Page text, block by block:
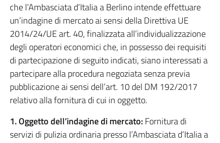
che l’Ambasciata d’Italia a Berlino intende effettuare
un’indagine di mercato ai sensi della Direttiva UE
2014/24/UE art. 40, finalizzata all’individualizzazione
degli operatori economici che, in possesso dei requisiti
di partecipazione di seguito indicati, siano interessati a
partecipare alla procedura negoziata senza previa
pubblicazione ai sensi dell’art. 10 del DM 192/2017
relativo alla fornitura di cui in oggetto.
1. Oggetto dell’indagine di mercato:Fornitura di
servizi di pulizia ordinaria presso l’Ambasciata d’Italia a